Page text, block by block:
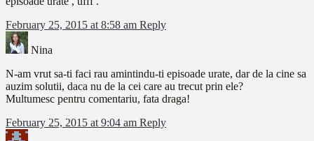
February 25, 2015 at 8:58 am Reply
Nina
N-am vrut sa-ti faci rau amintindu-ti episoade urate, dar de la cine sa
auzim solutii, daca nu de la cei care au trecut prin ele?
Multumesc pentru comentariu, fata draga!
February 25, 2015 at 9:04 am Reply